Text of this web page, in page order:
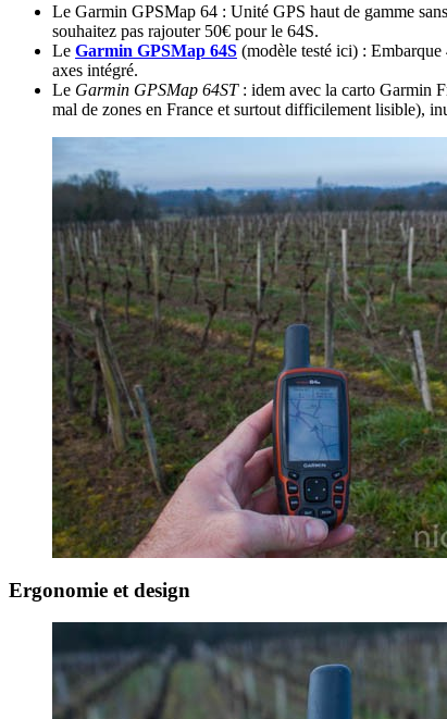
Le Garmin GPSMap 64 : Unité GPS haut de gamme
souhaitez pas rajouter 50€ pour le 64S.
Le Garmin GPSMap 64S (modèle testé ici) :
axes intégré.
Le Garmin GPSMap 64ST: idem avec la carto Garmin
mal de zones en France et surtout difficilement lisible),
Ergonomie et design